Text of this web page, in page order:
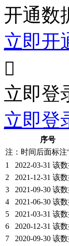
开通数
立即开

立即登
立即登
序号
注：时间后面标注
1
2022-03-31 该
2
2021-12-31 该
3
2021-09-30 该
4
2021-06-30 该
5
2021-03-31 该
6
2020-12-31 该
7
2020-09-30 该